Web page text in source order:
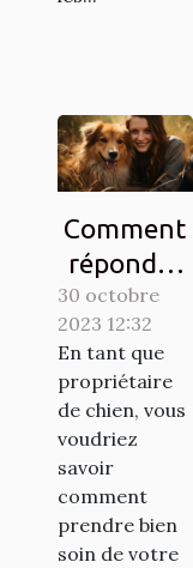
Comment
répondre
aux
besoins de
base de
votre
chien ?
30 octobre
2023 12:32
En tant que
propriétaire
de chien, vous
voudriez
savoir
comment
prendre bien
soin de votre